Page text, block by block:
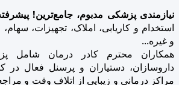
نیازمندی پزشکی مدبوم، جامع‌ترین!
استخدام و کاریابی، املاک، تجهیزات،
و غیره...
همکاران محترم کادر درمان شامل
داروسازان، دستیاران و پرسنل فعال در
مراکز درمانی و زیبایی از اتلاف وقت و